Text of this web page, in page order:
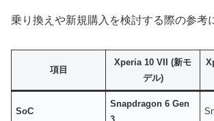
乗り換えや新規購入を検討する際の参考
項目
Xperia 10 VII (新モ
デル)
SoC
Snapdragon 6 Gen